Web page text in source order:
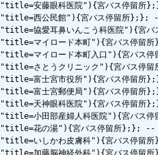
安藤眼科医院"){宮バス停留所
西公民館"){宮バス停留所};};
協愛耳鼻いんこう科医院"){宮バ
マイロード本町"){宮バス停留所
マイロード本町入口"){宮バス停
さとうクリニック"){宮バス停留
富士宮市役所"){宮バス停留所
富士宮郵便局"){宮バス停留所
天神眼科医院"){宮バス停留所
小田部産婦人科医院"){宮バス停
花の湯"){宮バス停留所};}; --
いしかわ皮膚科"){宮バス停留所
加藤脳神経外科"){宮バス停留所